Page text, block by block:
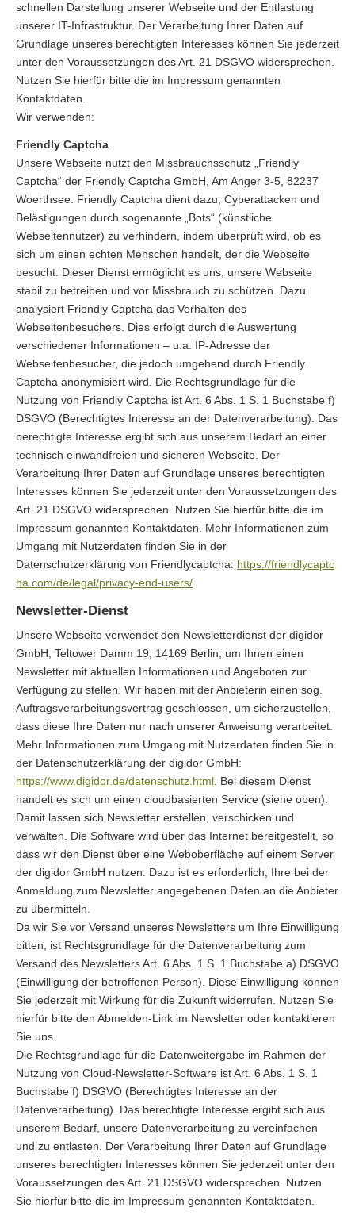
schnellen Darstellung unserer Webseite und der Entlastung
unserer IT-Infrastruktur. Der Verarbeitung Ihrer Daten auf
Grundlage unseres berechtigten Interesses können Sie jederzeit
unter den Voraussetzungen des Art. 21 DSGVO widersprechen.
Nutzen Sie hierfür bitte die im Impressum genannten
Kontaktdaten.
Wir verwenden:
Friendly Captcha
Unsere Webseite nutzt den Missbrauchsschutz „Friendly
Captcha“ der Friendly Captcha GmbH, Am Anger 3-5, 82237
Woerthsee. Friendly Captcha dient dazu, Cyberattacken und
Belästigungen durch sogenannte „Bots“ (künstliche
Webseitennutzer) zu verhindern, indem überprüft wird, ob es
sich um einen echten Menschen handelt, der die Webseite
besucht. Dieser Dienst ermöglicht es uns, unsere Webseite
stabil zu betreiben und vor Missbrauch zu schützen. Dazu
analysiert Friendly Captcha das Verhalten des
Webseitenbesuchers. Dies erfolgt durch die Auswertung
verschiedener Informationen – u.a. IP-Adresse der
Webseitenbesucher, die jedoch umgehend durch Friendly
Captcha anonymisiert wird. Die Rechtsgrundlage für die
Nutzung von Friendly Captcha ist Art. 6 Abs. 1 S. 1 Buchstabe f)
DSGVO (Berechtigtes Interesse an der Datenverarbeitung). Das
berechtigte Interesse ergibt sich aus unserem Bedarf an einer
technisch einwandfreien und sicheren Webseite. Der
Verarbeitung Ihrer Daten auf Grundlage unseres berechtigten
Interesses können Sie jederzeit unter den Voraussetzungen des
Art. 21 DSGVO widersprechen. Nutzen Sie hierfür bitte die im
Impressum genannten Kontaktdaten. Mehr Informationen zum
Umgang mit Nutzerdaten finden Sie in der
Datenschutzerklärung von Friendlycaptcha: https://friendlycaptc
ha.com/de/legal/privacy-end-users/
Newsletter-Dienst
Unsere Webseite verwendet den Newsletterdienst der digidor
GmbH, Teltower Damm 19, 14169 Berlin, um Ihnen einen
Newsletter mit aktuellen Informationen und Angeboten zur
Verfügung zu stellen. Wir haben mit der Anbieterin einen sog.
Auftragsverarbeitungsvertrag geschlossen, um sicherzustellen,
dass diese Ihre Daten nur nach unserer Anweisung verarbeitet.
Mehr Informationen zum Umgang mit Nutzerdaten finden Sie in
der Datenschutzerklärung der digidor GmbH:
https://www.digidor.de/datenschutz.html . Bei diesem Dienst
handelt es sich um einen cloudbasierten Service (siehe oben).
Damit lassen sich Newsletter erstellen, verschicken und
verwalten. Die Software wird über das Internet bereitgestellt, so
dass wir den Dienst über eine Weboberfläche auf einem Server
der digidor GmbH nutzen. Dazu ist es erforderlich, Ihre bei der
Anmeldung zum Newsletter angegebenen Daten an die Anbieter
zu übermitteln.
Da wir Sie vor Versand unseres Newsletters um Ihre Einwilligung
bitten, ist Rechtsgrundlage für die Datenverarbeitung zum
Versand des Newsletters Art. 6 Abs. 1 S. 1 Buchstabe a) DSGVO
(Einwilligung der betroffenen Person). Diese Einwilligung können
Sie jederzeit mit Wirkung für die Zukunft widerrufen. Nutzen Sie
hierfür bitte den Abmelden-Link im Newsletter oder kontaktieren
Sie uns.
Die Rechtsgrundlage für die Datenweitergabe im Rahmen der
Nutzung von Cloud-Newsletter-Software ist Art. 6 Abs. 1 S. 1
Buchstabe f) DSGVO (Berechtigtes Interesse an der
Datenverarbeitung). Das berechtigte Interesse ergibt sich aus
unserem Bedarf, unsere Datenverarbeitung zu vereinfachen
und zu entlasten. Der Verarbeitung Ihrer Daten auf Grundlage
unseres berechtigten Interesses können Sie jederzeit unter den
Voraussetzungen des Art. 21 DSGVO widersprechen. Nutzen
Sie hierfür bitte die im Impressum genannten Kontaktdaten.